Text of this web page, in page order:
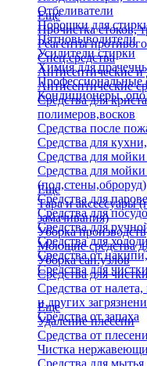
Отбеливатели
Порошки для
Пятновыводители
Усилители стирки
Химия для
Профессиональные
Кондиционеры,
Еще
Прочистка стоков,
Реагенты
Спец.средства
Антисептические
Антисептические
Средства для
полимеров,восков
Средства после
Средства для
Средства для
Средства для
(пол,стены,оброруд)
Средства для
Средства для
Средства для
Средства для
Средства от
Средства для
Еще
Тара и аксессуары
замачивания)
Уборка производств
Моющие средства
Уборка сан.узлов
Средства для
Средства от
и других
Средства от запаха
Еще
Удаление плесени
Средства от
Чистка
Средства для